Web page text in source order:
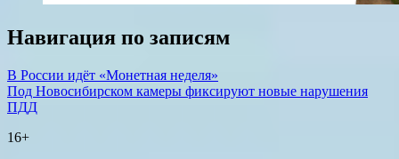
Навигация по записям
В России идёт «Монетная неделя»
Под Новосибирском камеры фиксируют новые нарушения
ПДД
16+